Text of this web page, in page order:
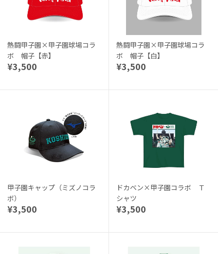
熱闘甲子園×甲子園球場コラ
ボ 帽子【赤】
¥3,500
熱闘甲子園×甲子園球場コラ
ボ 帽子【白】
¥3,500
甲子園キャップ（ミズノコラ
ボ）
¥3,500
ドカベン×甲子園コラボ Ｔ
シャツ
¥3,500